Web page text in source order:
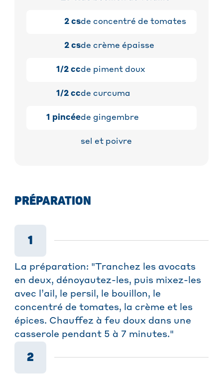
2 csde concentré de tomates
2 csde crème épaisse
1/2 ccde piment doux
1/2 ccde curcuma
1 pincéede gingembre
sel et poivre
PRÉPARATION
1
La préparation: "Tranchez les avocats
en deux, dénoyautez-les, puis mixez-les
avec l’ail, le persil, le bouillon, le
concentré de tomates, la crème et les
épices. Chauffez à feu doux dans une
casserole pendant 5 à 7 minutes."
2